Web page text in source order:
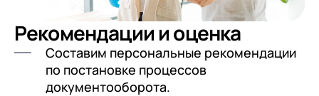
Рекомендации и оценка
Составим персональные рекомендации
по постановке процессов
документооборота.